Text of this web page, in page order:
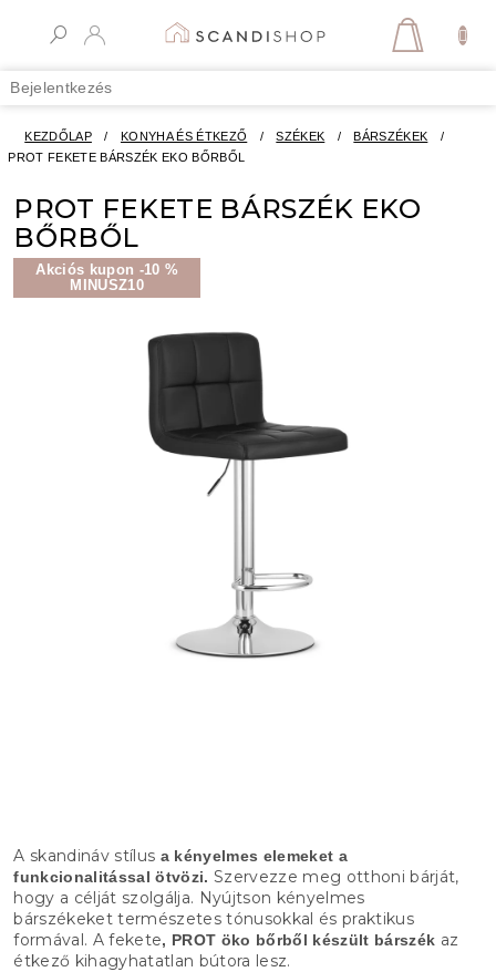
Bejelentkezés
KOSÁR
KEZDŐLAP / KONYHA ÉS ÉTKEZŐ / SZÉKEK / BÁRSZÉKEK
/
PROT FEKETE BÁRSZÉK EKO BŐRBŐL
PROT FEKETE BÁRSZÉK EKO
BŐRBŐL
Akciós kupon -10 %
MINUSZ10
A skandináv stílus a kényelmes elemeket a
funkcionalitással ötvözi. Szervezze meg otthoni bárját,
hogy a célját szolgálja. Nyújtson kényelmes
bárszékeket természetes tónusokkal és praktikus
formával. A fekete, PROT öko bőrből készült bárszék az
étkező kihagyhatatlan bútora lesz.